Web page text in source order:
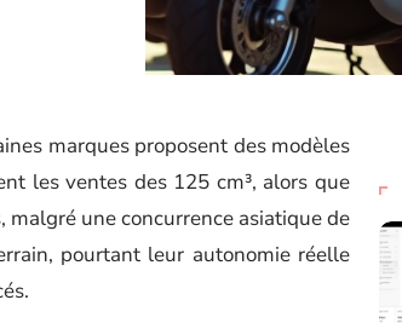
marques proposent des modèles
les ventes des 125 cm³, alors que
malgré une concurrence asiatique de
pourtant leur autonomie réelle